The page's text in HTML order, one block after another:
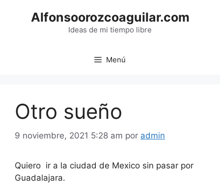
Alfonsoorozcoaguilar.com
Ideas de mi tiempo libre
Menú
Otro sueño
9 noviembre, 2021 5:28 am por admin
Quiero ir a la ciudad de Mexico sin pasar por
Guadalajara.